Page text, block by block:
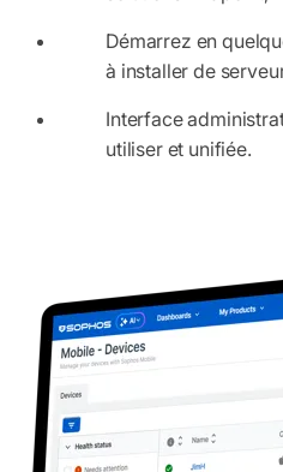
Démarrez en
à installer de
Interface
utiliser et unifiée.